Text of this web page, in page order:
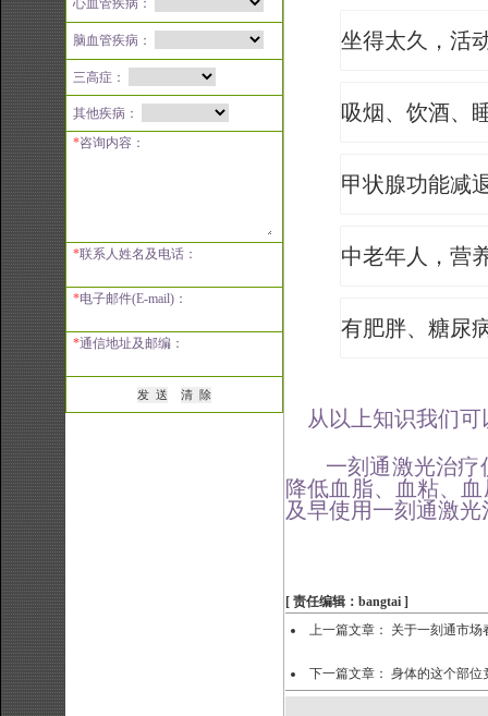
心血管疾病：
脑血管疾病：
三高症：
其他疾病：
*咨询内容：
*联系人姓名及电话：
*电子邮件(E-mail)：
*通信地址及邮编：
坐得太久，活
吸烟、饮酒、
甲状腺功能减
中老年人，营
有肥胖、糖尿
从以上知识我们可
一刻通激光治疗
降低血脂、血粘、
及早使用一刻通激
[ 责任编辑：bangtai ]
上一篇文章： 关于一刻通市场
下一篇文章： 身体的这个部位